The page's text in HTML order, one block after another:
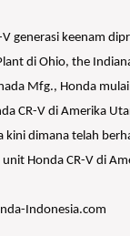
V generasi keenam
di Ohio, the
Mfg., Honda mulai
CR-V di Amerika
kini dimana telah
Honda CR-V di
Indonesia.com